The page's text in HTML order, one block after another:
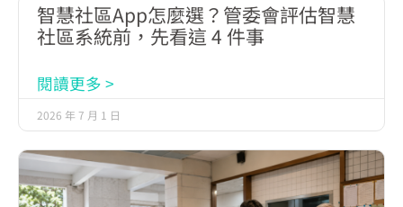
智慧社區App怎麼選？管委會評估智慧
社區系統前，先看這 4 件事
閱讀更多 >
2026 年 7 月 1 日